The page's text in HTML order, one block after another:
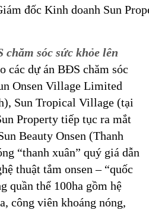
đốc Kinh doanh Sun
sóc sức khỏe lên
các dự án BĐS chăm sóc
Onsen Village Limited
Sun Tropical Village (tại
Property tiếp tục ra mắt
Beauty Onsen (Thanh
“thanh xuân” quý giá dẫn
thuật tắm onsen – “quốc
quần thể 100ha gồm hệ
công viên khoáng nóng,